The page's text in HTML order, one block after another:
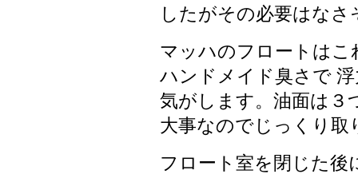
したがその必要はなさ
マッハのフロートはこ
ハンドメイド臭さで
気がします。油面は３
大事なのでじっくり取
フロート室を閉じた